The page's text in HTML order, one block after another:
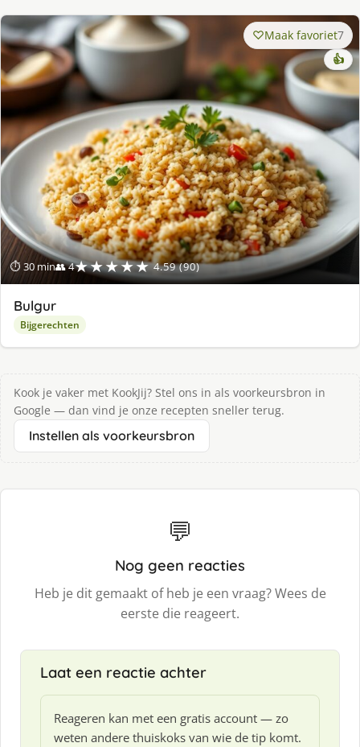
⏱ 30 min👥 4★★★★★ 4.59 (90)
Maak favoriet7
👍
Bulgur
Bijgerechten
Kook je vaker met KookJij? Stel ons in als voorkeursbron in
Google — dan vind je onze recepten sneller terug.
Instellen als voorkeursbron
💬
Nog geen reacties
Heb je dit gemaakt of heb je een vraag? Wees de
eerste die reageert.
Laat een reactie achter
Reageren kan met een gratis account — zo
weten andere thuiskoks van wie de tip komt.